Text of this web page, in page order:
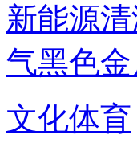
新能源
气黑色
文化体育